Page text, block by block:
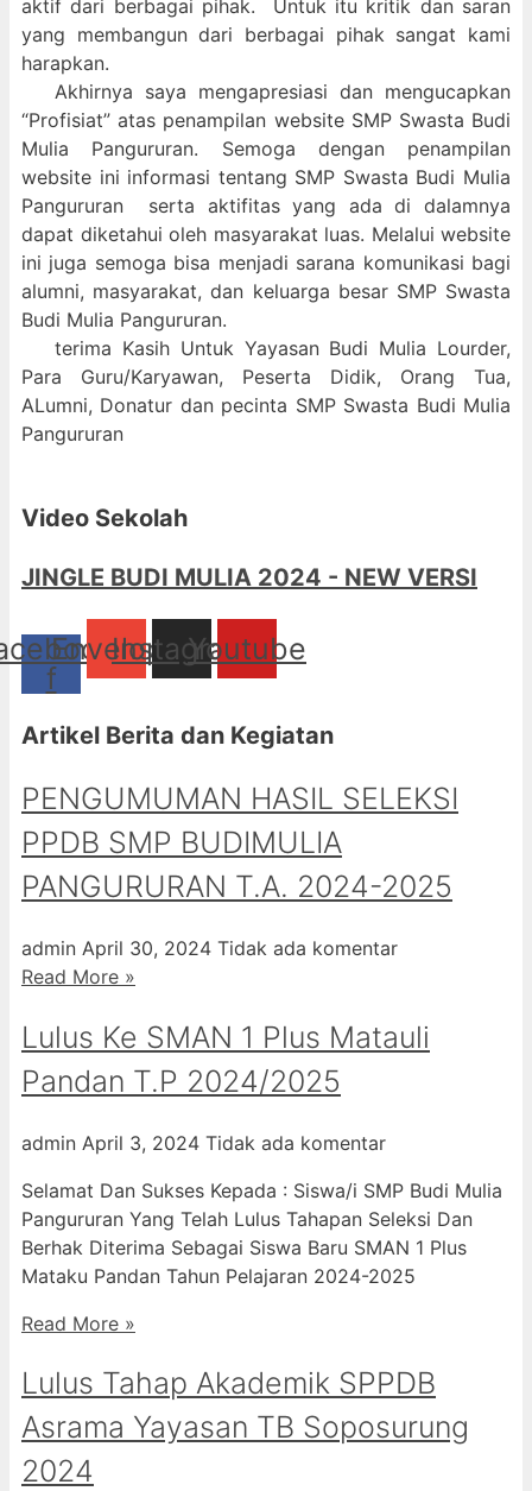
aktif dari berbagai pihak. Untuk itu kritik dan saran
yang membangun dari berbagai pihak sangat kami
harapkan.
Akhirnya saya mengapresiasi dan mengucapkan
“Profisiat” atas penampilan website SMP Swasta Budi
Mulia Pangururan. Semoga dengan penampilan
website ini informasi tentang SMP Swasta Budi Mulia
Pangururan serta aktifitas yang ada di dalamnya
dapat diketahui oleh masyarakat luas. Melalui website
ini juga semoga bisa menjadi sarana komunikasi bagi
alumni, masyarakat, dan keluarga besar SMP Swasta
Budi Mulia Pangururan.
terima Kasih Untuk Yayasan Budi Mulia Lourder,
Para Guru/Karyawan, Peserta Didik, Orang Tua,
ALumni, Donatur dan pecinta SMP Swasta Budi Mulia
Pangururan
Video Sekolah
JINGLE BUDI MULIA 2024 - NEW VERSI
f
Envelope
Instagram
Youtube
Artikel Berita dan Kegiatan
PENGUMUMAN HASIL SELEKSI
PPDB SMP BUDIMULIA
PANGURURAN T.A. 2024-2025
admin April 30, 2024 Tidak ada komentar
Read More »
Lulus Ke SMAN 1 Plus Matauli
Pandan T.P 2024/2025
admin April 3, 2024 Tidak ada komentar
Selamat Dan Sukses Kepada : Siswa/i SMP Budi Mulia
Pangururan Yang Telah Lulus Tahapan Seleksi Dan
Berhak Diterima Sebagai Siswa Baru SMAN 1 Plus
Mataku Pandan Tahun Pelajaran 2024-2025
Read More »
Lulus Tahap Akademik SPPDB
Asrama Yayasan TB Soposurung
2024